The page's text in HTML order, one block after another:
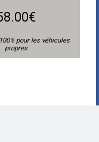
pour les véhicules
propres